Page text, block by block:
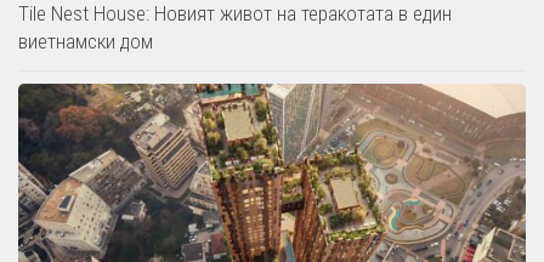
Tile Nest House: Новият живот на теракотата в един
виетнамски дом